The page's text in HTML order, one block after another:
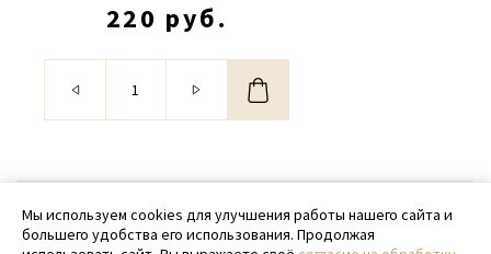
220 руб.
© 2020 - 2026 SamPack
Мы используем cookies для улучшения работы нашего сайта и
большего удобства его использования. Продолжая